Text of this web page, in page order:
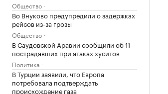
Общество
Во Внуково предупредили о задержках
рейсов из-за грозы
Общество
В Саудовской Аравии сообщили об 11
пострадавших при атаках хуситов
Политика
В Турции заявили, что Европа
потребовала подтверждать
происхождение газа